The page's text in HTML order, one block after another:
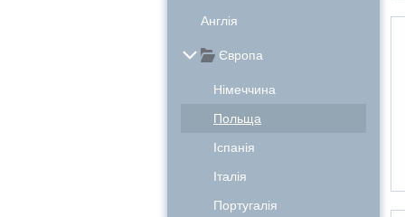
Англія
Європа
Німеччина
Польща
Іспанія
Італія
Португалія